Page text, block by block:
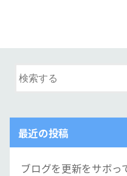
最近の投稿
ブログを更新をサボっ